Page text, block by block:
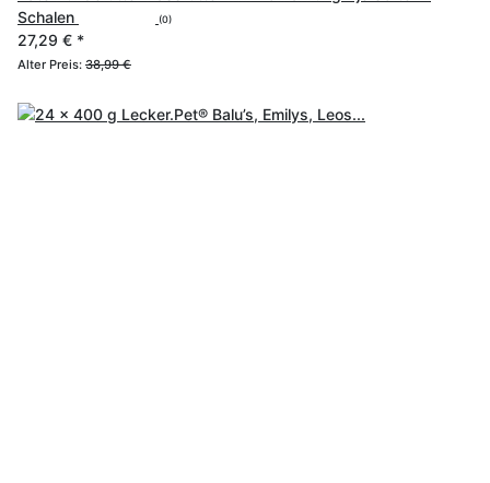
Schalen
(0)
27,29 € *
Alter Preis: 38,99 €